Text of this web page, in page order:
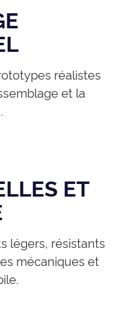
réalistes
et la
ET
légers, résistants
mécaniques et